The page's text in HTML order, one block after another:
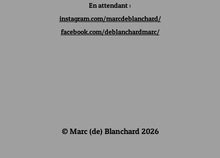
En attendant :
instagram.com/marcdeblanchard/
facebook.com/deblanchardmarc/
© Marc (de) Blanchard 2026